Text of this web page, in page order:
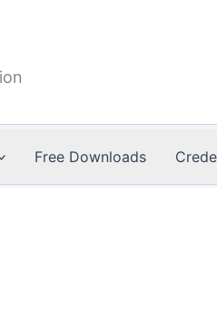
Free Downloads